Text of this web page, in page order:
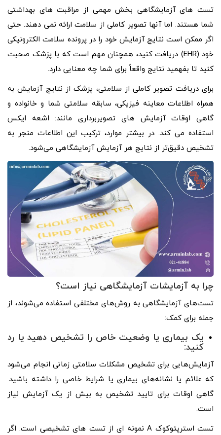
تست های آزمایشگاهی بخش مهمی از مراقبت های بهداشتی
شما هستند. اما آنها تصویر کاملی از سلامت ارائه نمی دهند. حتی
اگر ممکن است نتایج آزمایش خود را در پرونده سلامت الکترونیکی
خود (EHR) دریافت کنید، همچنان مهم است که با پزشک صحبت
کنید تا بفهمید نتایج واقعاً برای شما چه معنایی دارد.
برای دریافت تصویر کاملی از سلامتی، پزشک از نتایج آزمایش به
همراه اطلاعات معاینه فیزیکی، سابقه سلامتی شما و خانواده و
گاهی اوقات آزمایش های تصویربرداری مانند: اشعه ایکس
استفاده می کند. در بیشتر موارد، ترکیب این اطلاعات منجر به
تشخیص دقیق‌تر از نتایج هر آزمایش آزمایشگاهی می‌شود.
چرا به آزمایشات آزمایشگاهی نیاز است؟
تست‌های آزمایشگاهی به روش‌های مختلفی استفاده می‌شوند، از
جمله برای کمک:
یک بیماری یا وضعیت خاص را تشخیص دهید یا رد
کنید:
آزمایش‌هایی برای تشخیص مشکلات سلامتی زمانی انجام می‌شود
که علائم یا نشانه‌های بیماری یا شرایط خاصی را داشته باشید.
گاهی اوقات برای تایید تشخیص به بیش از یک آزمایش نیاز
است.
تست استرپتوکوک A نمونه ای از تست های تشخیصی است. اگر